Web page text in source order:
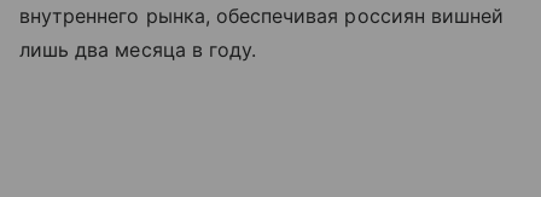
внутреннего рынка, обеспечивая россиян вишней
лишь два месяца в году.